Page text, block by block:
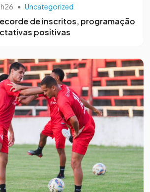
• Uncategorized
de inscritos, programação
positivas